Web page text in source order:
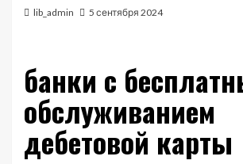
lib_admin 5 сентября 2024
банки с
обслуживанием
дебетовой карты